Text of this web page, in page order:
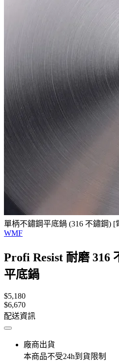
單柄不鏽鋼平底鍋 (316 不鏽鋼)
WMF
Profi Resist 耐磨 316
平底鍋
$5,180
$6,670
配送資訊
廠商出貨
本商品不受24h到貨限制